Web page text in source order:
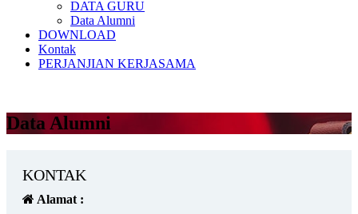
DATA GURU
Data Alumni
DOWNLOAD
Kontak
PERJANJIAN KERJASAMA
Data Alumni
KONTAK
Alamat :